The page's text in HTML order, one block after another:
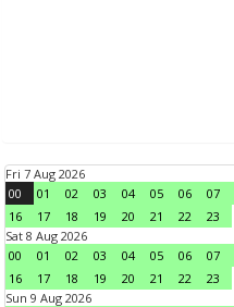
Fri 7 Aug 2026
00
01 02 03 04 05 06 07
16
17 18 19 20 21 22
23
Sat 8 Aug 2026
00
01 02 03 04 05 06 07
16
17 18 19 20 21 22
23
Sun 9 Aug 2026